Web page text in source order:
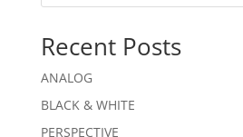
Recent Posts
ANALOG
BLACK & WHITE
PERSPECTIVE